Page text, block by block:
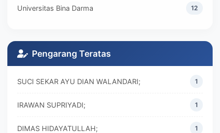
Universitas Bina Darma 12
Pengarang Teratas
SUCI SEKAR AYU DIAN WALANDARI; 1
IRAWAN SUPRIYADI; 1
DIMAS HIDAYATULLAH; 1